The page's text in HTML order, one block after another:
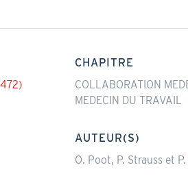
CHAPITRE
COLLABORATION
MEDECIN DU TRAVAIL
AUTEUR(S)
O. Poot, P. Strauss et